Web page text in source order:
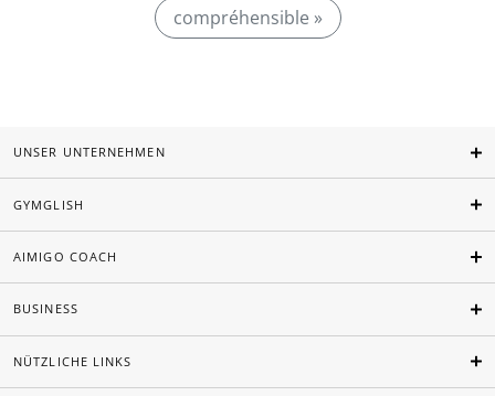
compréhensible »
UNSER UNTERNEHMEN
GYMGLISH
AIMIGO COACH
BUSINESS
NÜTZLICHE LINKS